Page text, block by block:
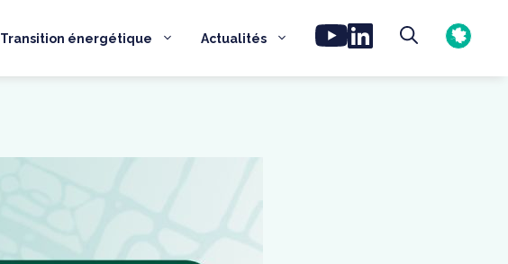
Transition énergétique Actualités